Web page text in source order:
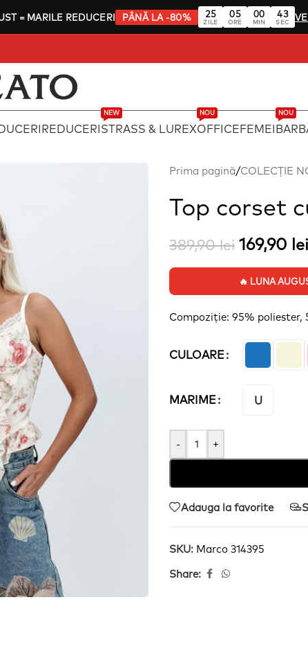
= MARILE REDUCERI PÂNĂ LA -80% 25
ZILE
05
ORE
00
MIN
42
SEC
REDUCERISTRASS & LUREX
NEW
OFFICE
NOU
FEMEI
NOU
Prima pagină/COLECȚIE
Top corset
389,90lei 169,90 lei
🔥 LUNA
Compoziție: 95% poliester,
CULOARE
MARIME U
- +
Adauga la favorite
SKU: Marco 314395
Share: